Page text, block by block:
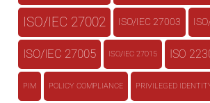
ISO/IEC 27002 ISO/IEC 27003
ISO/IEC 27005 ISO/IEC 27015 ISO
PIM POLICY COMPLIANCE PRIVILEGED